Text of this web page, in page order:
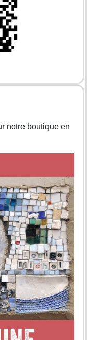
notre boutique en